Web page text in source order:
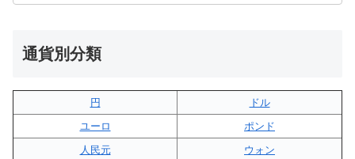
通貨別分類
円
ドル
ユーロ
ポンド
人民元
ウォン